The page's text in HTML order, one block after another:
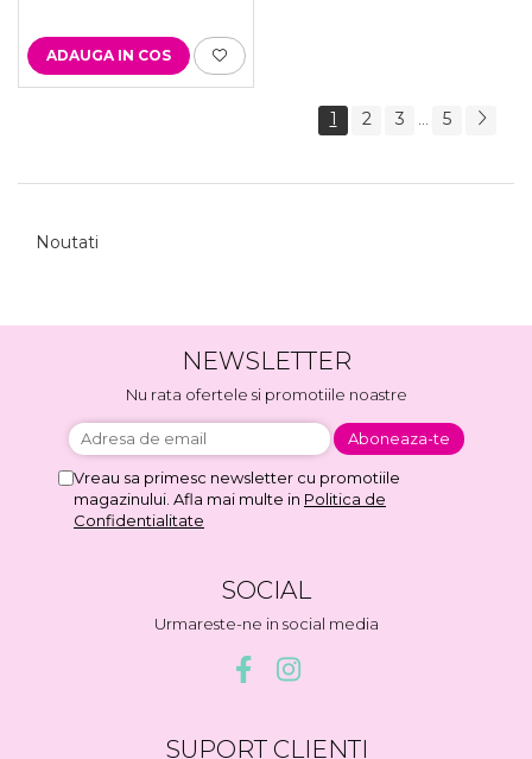
ADAUGA IN COS
1 2 3 ... 5
Noutati
NEWSLETTER
Nu rata ofertele si promotiile noastre
Vreau sa primesc newsletter cu promotiile
magazinului. Afla mai multe in Politica de
Confidentialitate
SOCIAL
Urmareste-ne in social media
SUPORT CLIENTI